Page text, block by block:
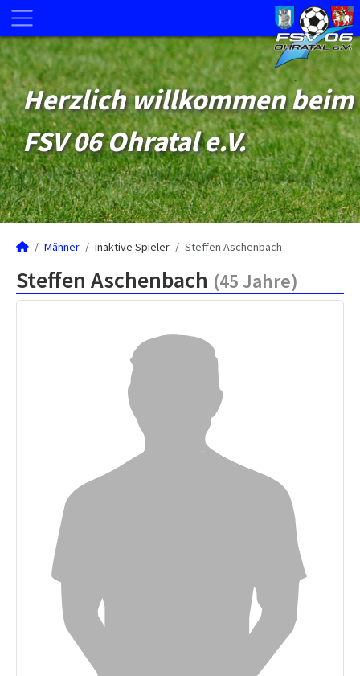
Herzlich willkommen beim
FSV 06 Ohratal e.V.
Männer inaktive Spieler Steffen Aschenbach
Steffen Aschenbach (45 Jahre)